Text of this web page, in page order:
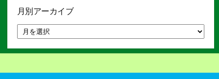
月別アーカイブ
別
ア
ー
イ